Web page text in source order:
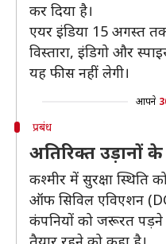
कर दिया है।
एयर इंडिया 15 अगस्त
विस्तारा, इंडिगो और
यह फीस नहीं लेगी।
आपने
प्रबंध
अतिरिक्त उड़ानों के
कश्मीर में सुरक्षा स्थिति
ऑफ सिविल एविएशन
कंपनियों को जरूरत पड़ने